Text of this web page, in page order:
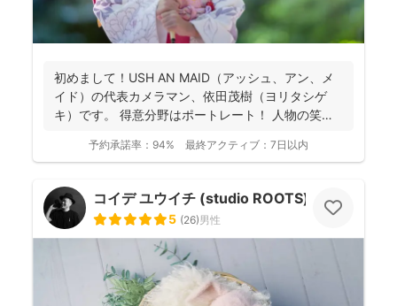
初めまして！USH AN MAID（アッシュ、アン、メ
イド）の代表カメラマン、依田茂樹（ヨリタシゲ
キ）です。 得意分野はポートレート！ 人物の笑顔
予約承諾率： 94% 最終アクティブ： 7日以内
コイデ ユウイチ (studio ROOTS)
5 (26)男性